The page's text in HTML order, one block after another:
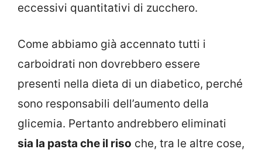
eccessivi quantitativi di zucchero.
Come abbiamo già accennato tutti i
carboidrati non dovrebbero essere
presenti nella dieta di un diabetico, perché
sono responsabili dell’aumento della
glicemia. Pertanto andrebbero eliminati
sia la pasta che il riso che, tra le altre cose,